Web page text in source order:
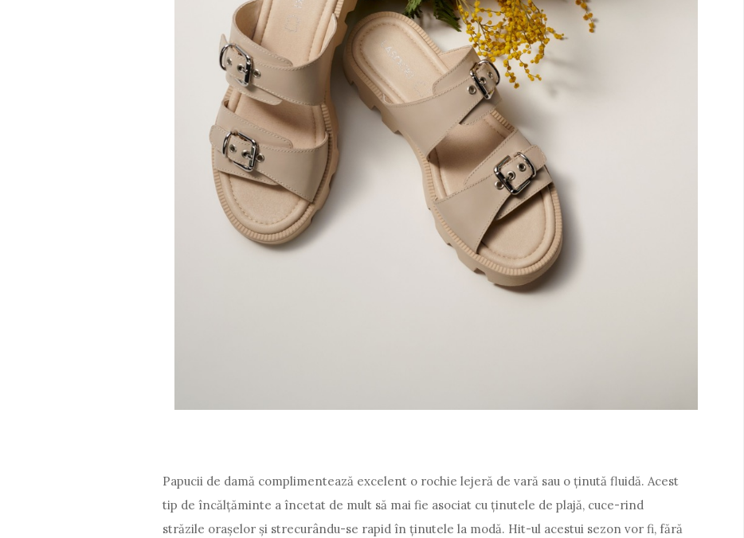
Papucii de damă complimentează excelent o rochie lejeră de vară sau o ținută fluidă. Acest
tip de încălțăminte a încetat de mult să mai fie asociat cu ținutele de plajă, cuce-rind
străzile orașelor și strecurându-se rapid în ținutele la modă. Hit-ul acestui sezon vor fi, fără